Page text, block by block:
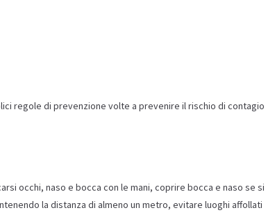
regole di prevenzione volte a prevenire il rischio di contagio
occhi, naso e bocca con le mani, coprire bocca e naso se si
la distanza di almeno un metro, evitare luoghi affollati